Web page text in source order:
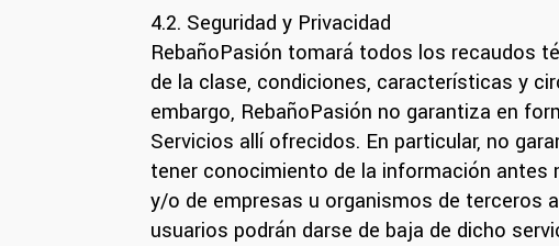
4.2. Seguridad y Privacidad
RebañoPasión tomará todos los recaudos
de la clase, condiciones, características y
embargo, RebañoPasión no garantiza en
Servicios allí ofrecidos. En particular, no
tener conocimiento de la información antes
y/o de empresas u organismos de terceros
usuarios podrán darse de baja de dicho